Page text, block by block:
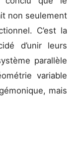
non seulement
C’est la
d’unir leurs
parallèle
variable
mais